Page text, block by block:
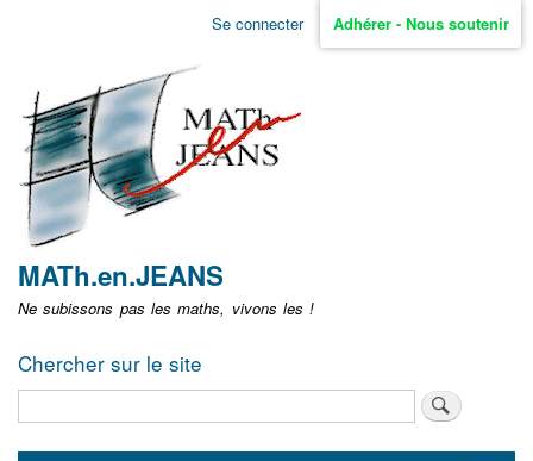
Aller
non
identifié
Se connecter Adhérer - Nous soutenir
MATh.en.JEANS
Ne subissons pas les maths, vivons les !
Chercher sur le site